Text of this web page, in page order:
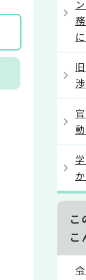
こ
こ